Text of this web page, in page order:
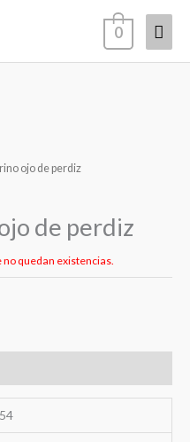
0
ojo de perdiz
de perdiz
quedan existencias.